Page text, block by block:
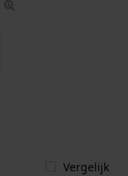
Vergelijk